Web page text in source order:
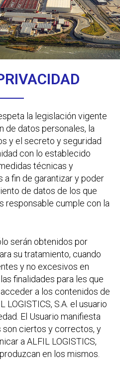
la legislación vigente
de datos personales, la
y el secreto y seguridad
con lo establecido
técnicas y
a fin de garantizar y poder
de datos de los que
responsable cumple con la
serán obtenidos por
su tratamiento, cuando
y no excesivos en
finalidades para les que
a los contenidos de
LOGISTICS, S.A. el usuario
El Usuario manifiesta
ciertos y correctos, y
a ALFIL LOGISTICS,
en los mismos.